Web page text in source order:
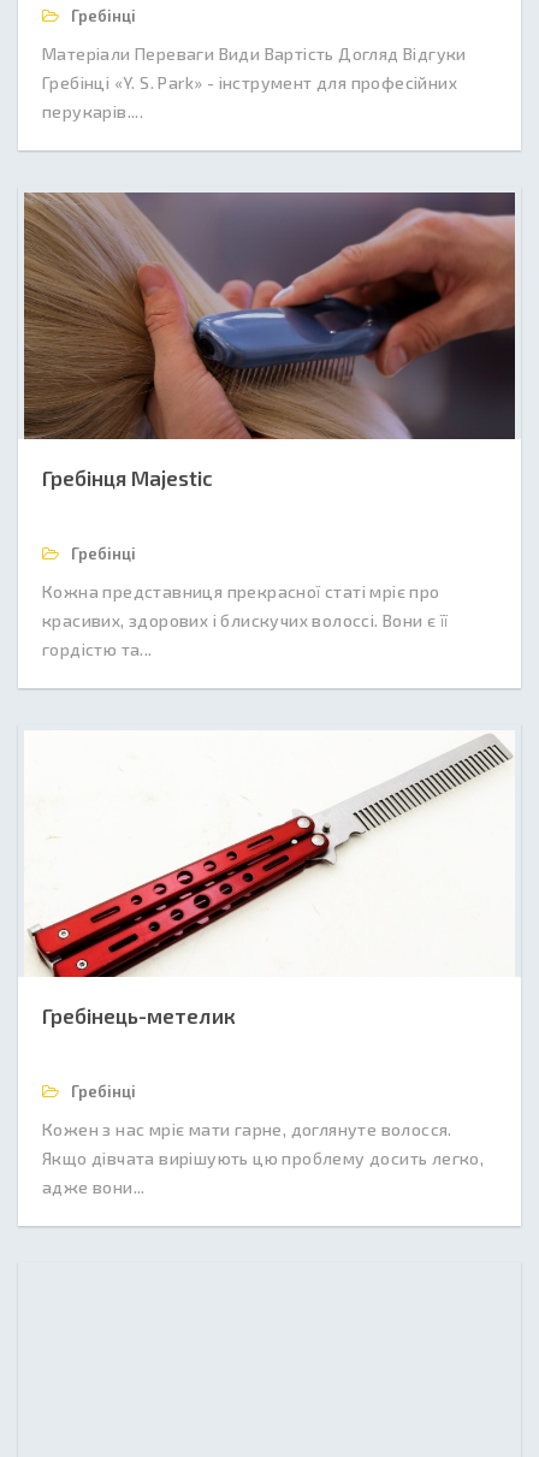
Гребінці
Матеріали Переваги Види Вартість Догляд Відгуки
Гребінці «Y. S. Park» - інструмент для професійних
перукарів....
Гребінця Majestic
Гребінці
Кожна представниця прекрасної статі мріє про
красивих, здорових і блискучих волоссі. Вони є її
гордістю та...
Гребінець-метелик
Гребінці
Кожен з нас мріє мати гарне, доглянуте волосся.
Якщо дівчата вирішують цю проблему досить легко,
адже вони...